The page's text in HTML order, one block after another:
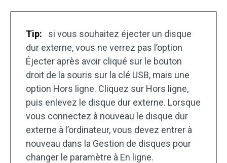
Tip:
si vous souhaitez éjecter un disque
dur externe, vous ne verrez pas l’option
Éjecter après avoir cliqué sur le bouton
droit de la souris sur la clé USB, mais une
option Hors ligne. Cliquez sur Hors ligne,
puis enlevez le disque dur externe. Lorsque
vous connectez à nouveau le disque dur
externe à l’ordinateur, vous devez entrer à
nouveau dans la Gestion de disques pour
changer le paramètre à En ligne.